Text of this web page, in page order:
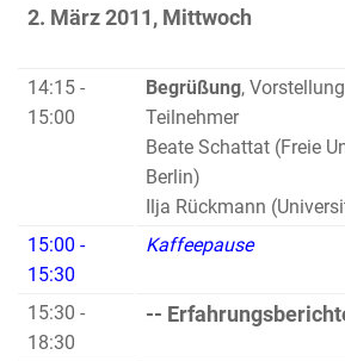
2. März 2011, Mittwoch
14:15 -
15:00
Begrüßung,
Teilnehmer
Beate Schattat (Freie
Berlin)
Ilja Rückmann
15:00 -
15:30
Kaffeepause
15:30 -
18:30
--